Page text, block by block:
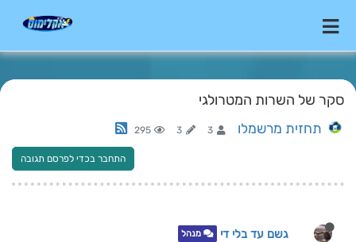
סקר של השרות המטרולגי
תחזית מרשמלו 3
3
295
התחבר בכדי לפרסם תגובה
גשם עד בלי די מנהל